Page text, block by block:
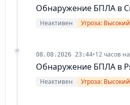
Обнаружение БПЛА в
Неактивен Угроза: Высокий
08.08.2026 23:44•12 часов
Обнаружение БПЛА в
Неактивен Угроза: Высокий